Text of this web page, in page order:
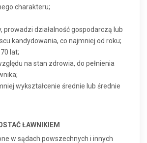
charakteru;
prowadzi działalność gospodarczą lub
kandydowania, co najmniej od roku;
lat;
na stan zdrowia, do pełnienia
wykształcenie średnie lub średnie
ŁAWNIKIEM
w sądach powszechnych i innych